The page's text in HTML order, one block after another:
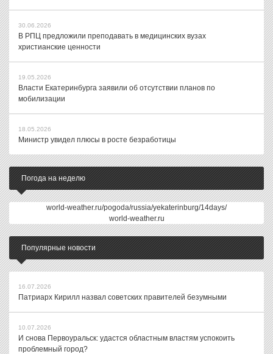
30.06.2026
В РПЦ предложили преподавать в медицинских вузах
христианские ценности
19.05.2026
Власти Екатеринбурга заявили об отсутствии планов по
мобилизации
18.05.2026
Министр увидел плюсы в росте безработицы
Погода на неделю
world-weather.ru/pogoda/russia/yekaterinburg/14days/
world-weather.ru
Популярные новости
16.07.2026
Патриарх Кирилл назвал советских правителей безумными
10.07.2026
И снова Первоуральск: удастся областным властям успокоить
проблемный город?